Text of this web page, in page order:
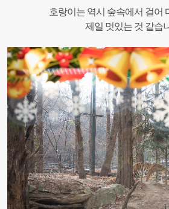
호랑이는 역시 숲속에서 걸어
제일 멋있는 것 같습